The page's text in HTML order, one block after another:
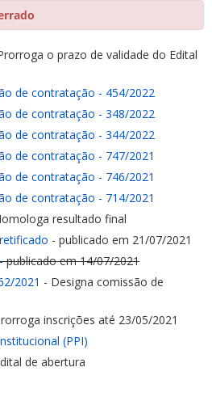
o prazo de validade do Edital
de contratação - 454/2022
de contratação - 348/2022
de contratação - 344/2022
de contratação - 747/2021
de contratação - 746/2021
de contratação - 714/2021
resultado final
- publicado em 21/07/2021
publicado em 14/07/2021
2021 - Designa comissão de
inscrições até 23/05/2021
(PPI)
de abertura